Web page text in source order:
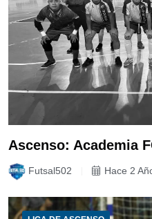
Ascenso: Academia
Futsal502 Hace 2